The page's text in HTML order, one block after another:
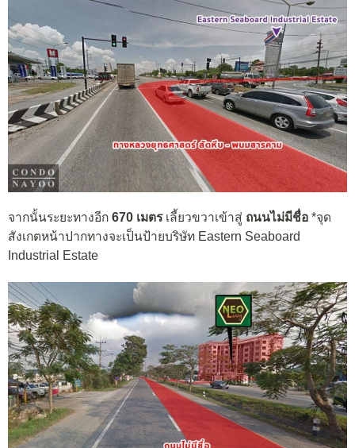
จากนั้นระยะทางอีก 670 เมตรเลี้ยวขวาเข้าสู่ ถนนไม่มีชื่อ *จุด
สังเกตหน้าปากทางจะเป็นป้ายบริษัท Eastern Seaboard
Industrial Estate